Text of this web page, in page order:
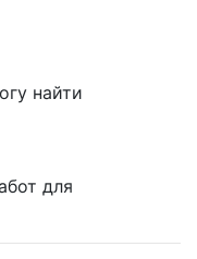
найти
для